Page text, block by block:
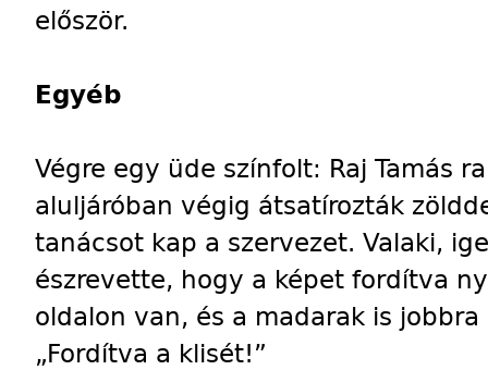
először.
Egyéb
Végre egy üde színfolt: Raj Tamás
aluljáróban végig átsatírozták
tanácsot kap a szervezet. Valaki,
észrevette, hogy a képet fordítva
oldalon van, és a madarak is
„Fordítva a klisét!”